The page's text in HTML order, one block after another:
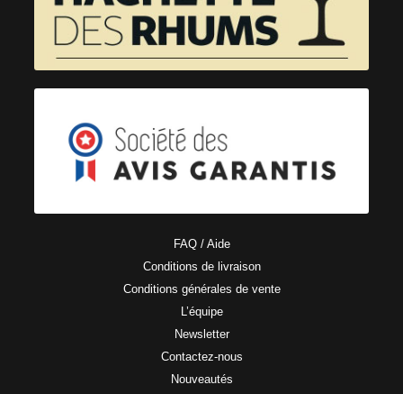
FAQ / Aide
Conditions de livraison
Conditions générales de vente
L’équipe
Newsletter
Contactez-nous
Nouveautés